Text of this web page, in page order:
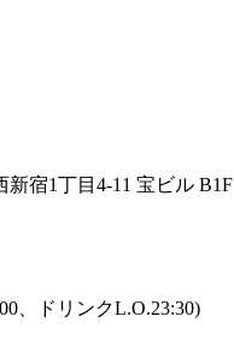
新宿1丁目4-11 宝ビル B1F
、ドリンクL.O.23:30)